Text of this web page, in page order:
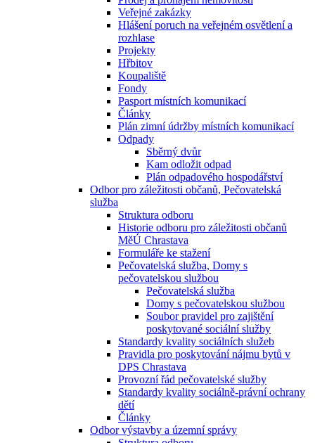
Veřejné zakázky
Hlášení poruch na veřejném osvětlení a
rozhlase
Projekty
Hřbitov
Koupaliště
Fondy
Pasport místních komunikací
Články
Plán zimní údržby místních komunikací
Odpady
Sběrný dvůr
Kam odložit odpad
Plán odpadového hospodářství
Odbor pro záležitosti občanů, Pečovatelská
služba
Struktura odboru
Historie odboru pro záležitosti občanů
MěÚ Chrastava
Formuláře ke stažení
Pečovatelská služba, Domy s
pečovatelskou službou
Pečovatelská služba
Domy s pečovatelskou službou
Soubor pravidel pro zajištění
poskytované sociální služby
Standardy kvality sociálních služeb
Pravidla pro poskytování nájmu bytů v
DPS Chrastava
Provozní řád pečovatelské služby
Standardy kvality sociálně-právní ochrany
dětí
Články
Odbor výstavby a územní správy